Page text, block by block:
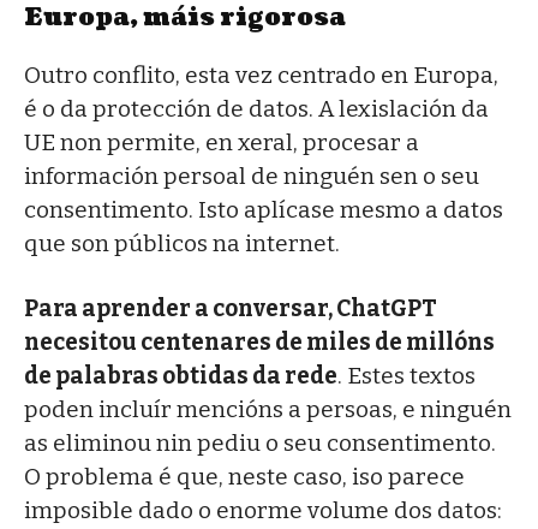
Europa, máis rigorosa
Outro conflito, esta vez centrado en Europa,
é o da protección de datos. A lexislación da
UE non permite, en xeral, procesar a
información persoal de ninguén sen o seu
consentimento. Isto aplícase mesmo a datos
que son públicos na internet.
Para aprender a conversar, ChatGPT
necesitou centenares de miles de millóns
de palabras obtidas da rede. Estes textos
poden incluír mencións a persoas, e ninguén
as eliminou nin pediu o seu consentimento.
O problema é que, neste caso, iso parece
imposible dado o enorme volume dos datos: